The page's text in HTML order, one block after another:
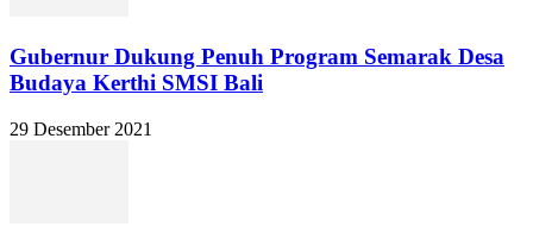
Gubernur Dukung Penuh Program Semarak Desa
Budaya Kerthi SMSI Bali
29 Desember 2021